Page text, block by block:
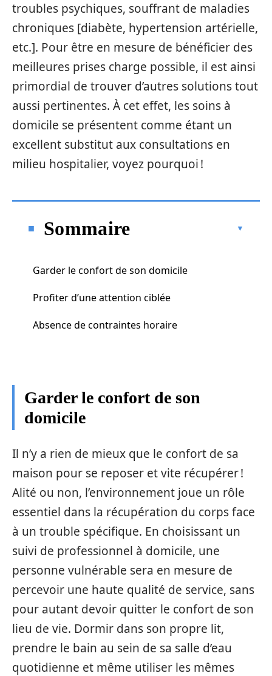
troubles psychiques, souffrant de maladies
chroniques [diabète, hypertension artérielle,
etc.]. Pour être en mesure de bénéficier des
meilleures prises charge possible, il est ainsi
primordial de trouver d’autres solutions tout
aussi pertinentes. À cet effet, les soins à
domicile se présentent comme étant un
excellent substitut aux consultations en
milieu hospitalier, voyez pourquoi !
Sommaire
Garder le confort de son domicile
Profiter d’une attention ciblée
Absence de contraintes horaire
Garder le confort de son
domicile
Il n’y a rien de mieux que le confort de sa
maison pour se reposer et vite récupérer !
Alité ou non, l’environnement joue un rôle
essentiel dans la récupération du corps face
à un trouble spécifique. En choisissant un
suivi de professionnel à domicile, une
personne vulnérable sera en mesure de
percevoir une haute qualité de service, sans
pour autant devoir quitter le confort de son
lieu de vie. Dormir dans son propre lit,
prendre le bain au sein de sa salle d’eau
quotidienne et même utiliser les mêmes